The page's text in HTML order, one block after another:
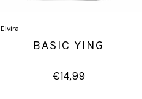
Elvira
BASIC YING
€14,99